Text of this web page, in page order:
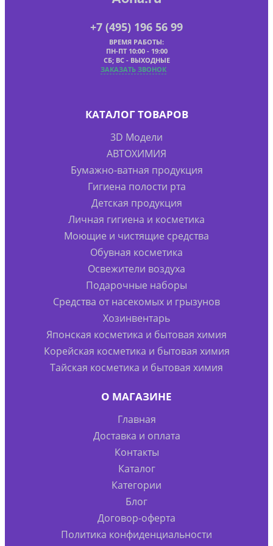
+7 (495) 196 56 99
ВРЕМЯ РАБОТЫ:
ПН-ПТ 10:00 - 19:00
СБ; ВС - ВЫХОДНЫЕ
ЗАКАЗАТЬ ЗВОНОК
КАТАЛОГ ТОВАРОВ
3D Модели
АВТОХИМИЯ
Бумажно-ватная продукция
Гигиена полости рта
Детская продукция
Личная гигиена и косметика
Моющие и чистящие средства
Обувная косметика
Освежители воздуха
Подарочные наборы
Средства от насекомых и грызунов
Хозинвентарь
Японская косметика и бытовая химия
Корейская косметика и бытовая химия
Тайская косметика и бытовая химия
О МАГАЗИНЕ
Главная
Доставка и оплата
Контакты
Каталог
Категории
Блог
Договор-оферта
Политика конфиденциальности